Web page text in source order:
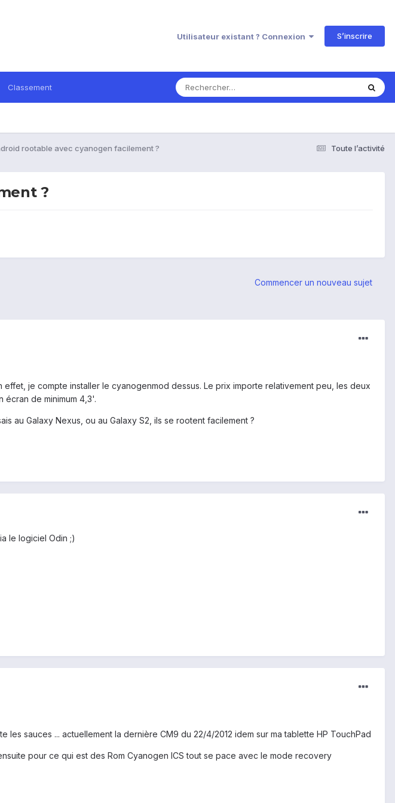
Utilisateur existant ? Connexion S’inscrire
Classement
Toute l’activité
rootable avec cyanogen facilement ?
?
Commencer un nouveau sujet
je compte installer le cyanogenmod dessus. Le prix importe relativement peu, les deux
écran de minimum 4,3'.
au Galaxy Nexus, ou au Galaxy S2, ils se rootent facilement ?
le logiciel Odin ;)
les sauces ... actuellement la dernière CM9 du 22/4/2012 idem sur ma tablette HP TouchPad
pour ce qui est des Rom Cyanogen ICS tout se pace avec le mode recovery